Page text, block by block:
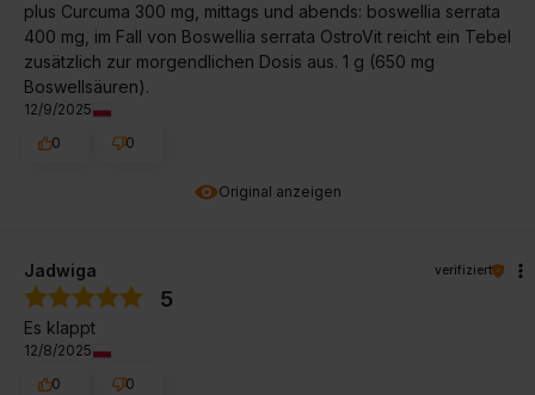
Original anzeigen
plus Curcuma 300 mg, mittags und abends: boswellia serrata
400 mg, im Fall von Boswellia serrata OstroVit reicht ein Tebel
zusätzlich zur morgendlichen Dosis aus. 1 g (650 mg
Boswellsäuren).
12/9/2025
0
0
Jadwiga verifiziert
5
Es klappt
12/8/2025
0
0